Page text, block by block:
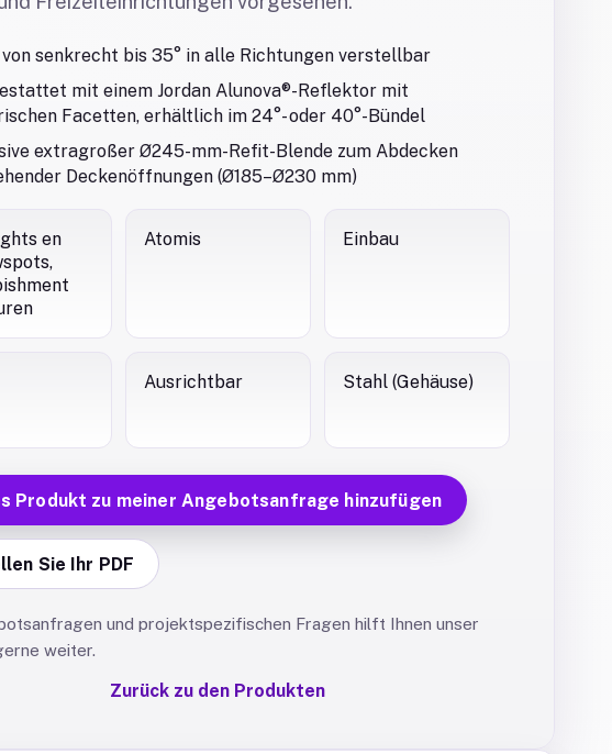
senkrecht bis 35° in alle Richtungen verstellbar
mit einem Jordan Alunova®-Reflektor mit
Facetten, erhältlich im 24°- oder 40°-Bündel
extragroßer Ø245-mm-Refit-Blende zum Abdecken
Deckenöffnungen (Ø185–Ø230 mm)
en
Atomis Einbau
Ausrichtbar Stahl (Gehäuse)
Produkt zu meiner Angebotsanfrage hinzufügen
Sie Ihr PDF
und projektspezifischen Fragen hilft Ihnen unser
weiter.
Zurück zu den Produkten